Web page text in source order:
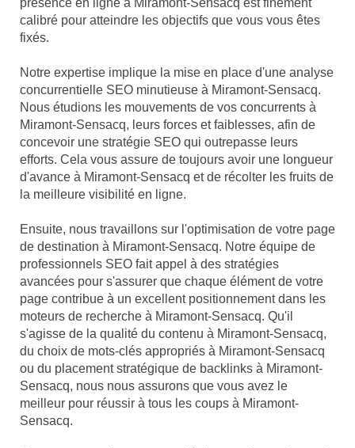
présence en ligne à Miramont-Sensacq est finement
calibré pour atteindre les objectifs que vous vous êtes
fixés.
Notre expertise implique la mise en place d'une analyse
concurrentielle SEO minutieuse à Miramont-Sensacq.
Nous étudions les mouvements de vos concurrents à
Miramont-Sensacq, leurs forces et faiblesses, afin de
concevoir une stratégie SEO qui outrepasse leurs
efforts. Cela vous assure de toujours avoir une longueur
d'avance à Miramont-Sensacq et de récolter les fruits de
la meilleure visibilité en ligne.
Ensuite, nous travaillons sur l'optimisation de votre page
de destination à Miramont-Sensacq. Notre équipe de
professionnels SEO fait appel à des stratégies
avancées pour s'assurer que chaque élément de votre
page contribue à un excellent positionnement dans les
moteurs de recherche à Miramont-Sensacq. Qu'il
s'agisse de la qualité du contenu à Miramont-Sensacq,
du choix de mots-clés appropriés à Miramont-Sensacq
ou du placement stratégique de backlinks à Miramont-
Sensacq, nous nous assurons que vous avez le
meilleur pour réussir à tous les coups à Miramont-
Sensacq.